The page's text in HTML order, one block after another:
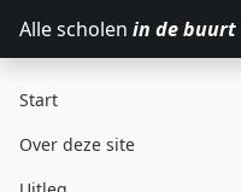
Alle scholen in de buurt
Start
Over deze site